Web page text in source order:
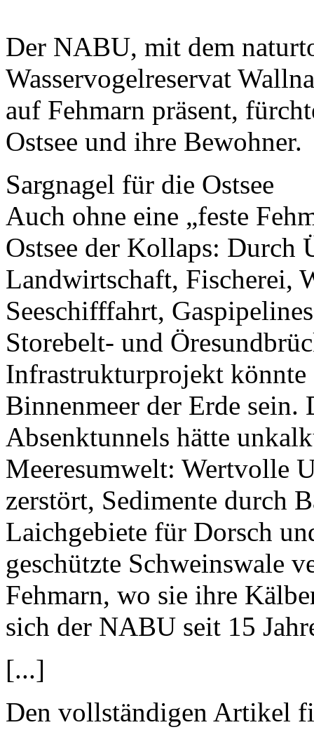
Der NABU, mit dem
Wasservogelreservat
auf Fehmarn präsent,
Ostsee und ihre Bewohner.
Sargnagel für die Ostsee
Auch ohne eine „feste
Ostsee der Kollaps: Durch
Landwirtschaft, Fischerei,
Seeschifffahrt,
Storebelt- und
Infrastrukturprojekt könnte
Binnenmeer der Erde sein.
Absenktunnels hätte
Meeresumwelt: Wertvolle
zerstört, Sedimente durch
Laichgebiete für Dorsch
geschützte Schweinswale
Fehmarn, wo sie ihre
sich der NABU seit 15
[...]
Den vollständigen Artikel